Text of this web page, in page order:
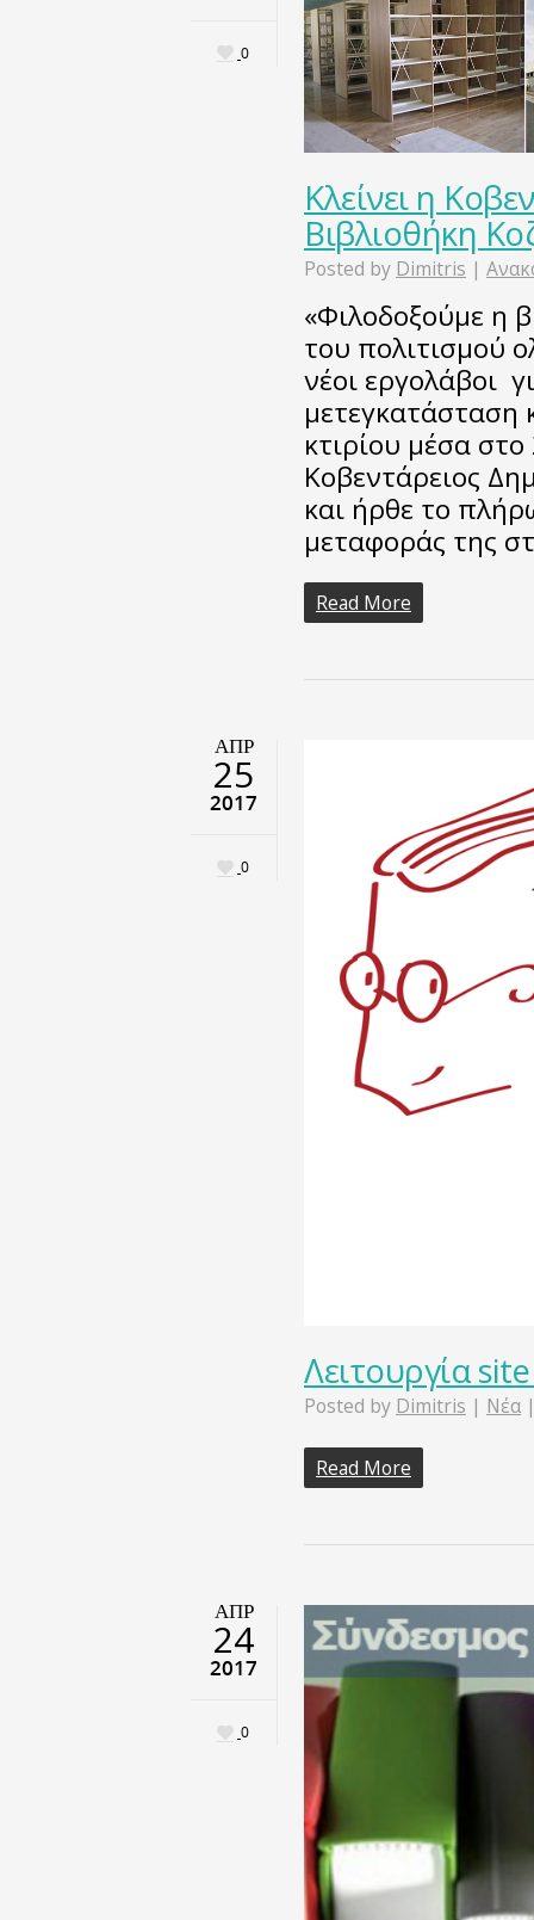
0
Κλείνει η
Βιβλιοθήκη
Posted by Dimitris |
«Φιλοδοξούμε η
του πολιτισμού
νέοι εργολάβοι
μετεγκατάσταση
κτιρίου μέσα
Κοβεντάρειος
και ήρθε το
μεταφοράς της
Read More
ΑΠΡ
25
2017
0
Λειτουργία
Posted by Dimitris | Νέα
Read More
ΑΠΡ
24
2017
0